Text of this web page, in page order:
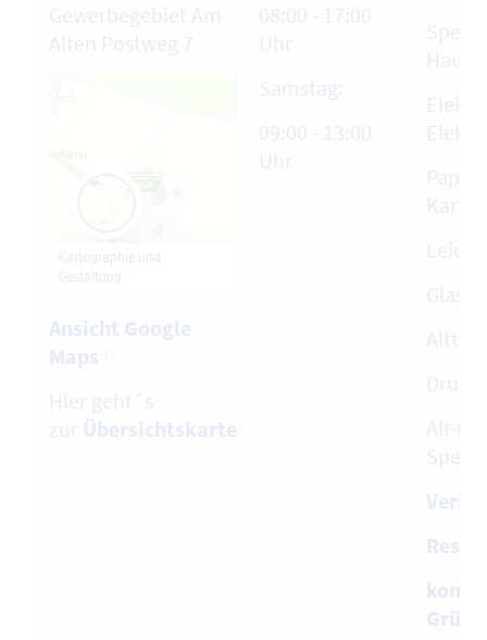
Gewerbegebiet Am
Alten Postweg 7
Ansicht Google
Maps
Hier geht´s
zur Übersichtskarte
08:00 - 17:00
Uhr
Samstag:
09:00 - 13:00
Uhr
Glas
Alt-